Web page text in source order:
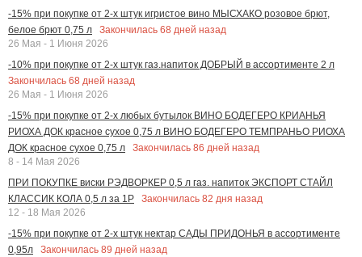
-15% при покупке от 2-х штук игристое вино МЫСХАКО розовое брют,
белое брют 0,75 л
Закончилась 68 дней назад
26 Мая - 1 Июня 2026
-10% при покупке от 2-х штук газ.напиток ДОБРЫЙ в ассортименте 2 л
Закончилась 68 дней назад
26 Мая - 1 Июня 2026
-15% при покупке от 2-х любых бутылок ВИНО БОДЕГЕРО КРИАНЬЯ
РИОХА ДОК красное сухое 0,75 л ВИНО БОДЕГЕРО ТЕМПРАНЬО РИОХА
ДОК красное сухое 0,75 л
Закончилась 86 дней назад
8 - 14 Мая 2026
ПРИ ПОКУПКЕ виски РЭДВОРКЕР 0,5 л газ. напиток ЭКСПОРТ СТАЙЛ
КЛАССИК КОЛА 0,5 л за 1Р
Закончилась 82 дня назад
12 - 18 Мая 2026
-15% при покупке от 2-х штук нектар САДЫ ПРИДОНЬЯ в ассортименте
0,95л
Закончилась 89 дней назад